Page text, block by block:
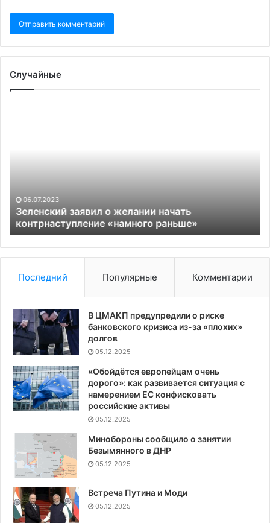
Случайные
раньше»
06.07.2023
Зеленский заявил о желании начать
контрнаступление «намного раньше»
Последний Популярные Комментарии
В ЦМАКП предупредили о риске
банковского кризиса из-за «плохих»
долгов
05.12.2025
«Обойдётся европейцам очень
дорого»: как развивается ситуация с
намерением ЕС конфисковать
российские активы
05.12.2025
Минобороны сообщило о занятии
Безымянного в ДНР
05.12.2025
Встреча Путина и Моди
05.12.2025